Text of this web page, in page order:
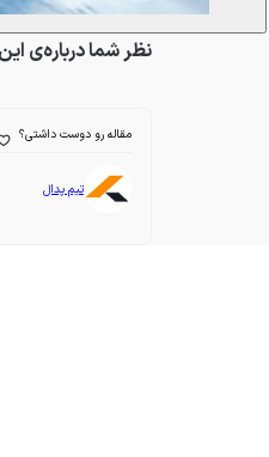
نظر شما درباره‌ی
مقاله رو دوست داشتی؟
تیم پدال